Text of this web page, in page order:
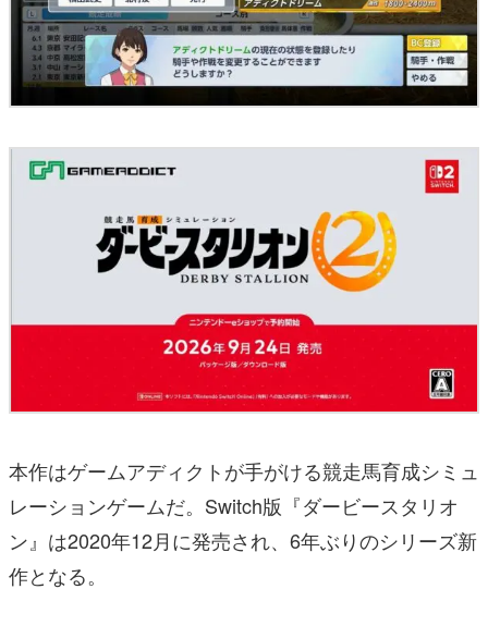
本作はゲームアディクトが手がける競走馬育成シミュ
レーションゲームだ。Switch版『ダービースタリオ
ン』は2020年12月に発売され、6年ぶりのシリーズ新
作となる。